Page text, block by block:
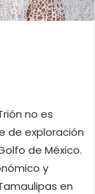
no es
de exploración
de México.
y
en